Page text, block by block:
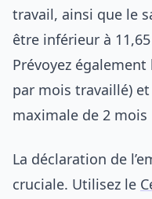
travail, ainsi que le
être inférieur à
Prévoyez
par mois travaillé) et
maximale de 2 mois
La déclaration de
cruciale. Utilisez le